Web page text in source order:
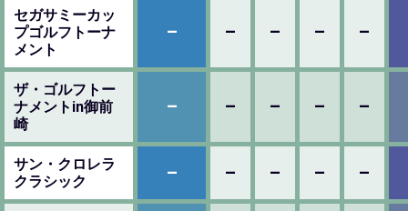
セガサミーカッ
プゴルフトーナ
メント
– – – – –
ザ・ゴルフトー
ナメントin御前
崎
– – – – –
サン・クロレラ
クラシック
– – – – –